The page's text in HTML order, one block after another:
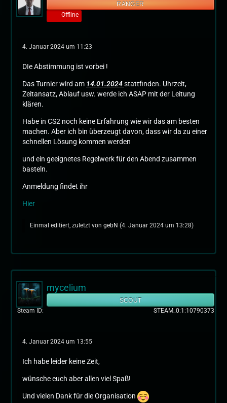
RANGER
Offline
4. Januar 2024 um 11:23
DIe Abstimmung ist vorbei !
Das Turnier wird am 14.01.2024stattfinden. Uhrzeit,
Zeitansatz, Ablauf usw. werde ich ASAP mit der Leitung
klären.
Habe in CS2 noch keine Erfahrung wie wir das am besten
machen. Aber ich bin überzeugt davon, dass wir da zu einer
schnellen Lösung kommen werden
und ein geeignetes Regelwerk für den Abend zusammen
basteln.
Anmeldung findet ihr
Hier
Einmal editiert, zuletzt von gebN (4. Januar 2024 um 13:28)
mycelium
SCOUT
Steam ID
STEAM_0:1:10790373
4. Januar 2024 um 13:55
Ich habe leider keine Zeit,
wünsche euch aber allen viel Spaß!
Und vielen Dank für die Organisation